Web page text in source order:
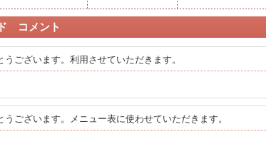
コメント
うございます。利用させていただきます。
うございます。メニュー表に使わせていただきます。